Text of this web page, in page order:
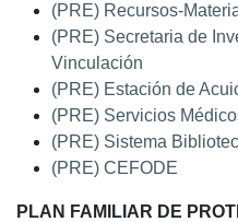
(PRE) Recursos-
(PRE) Secretaria de
Vinculación
(PRE) Estación de
(PRE) Servicios
(PRE) Sistema
(PRE) CEFODE
PLAN FAMILIAR DE